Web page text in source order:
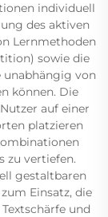
individuell
des aktiven
Lernmethoden
sowie die
unabhängig von
können. Die
auf einer
platzieren
zu vertiefen.
gestaltbaren
Einsatz, die
und